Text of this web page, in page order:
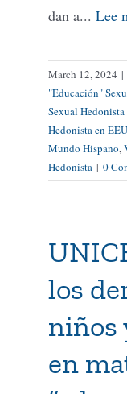
dan a... Lee
March 12, 2024 |
"Educación"
Sexual
Hedonista en
Mundo Hispano,
Hedonista | 0
los
niños
en